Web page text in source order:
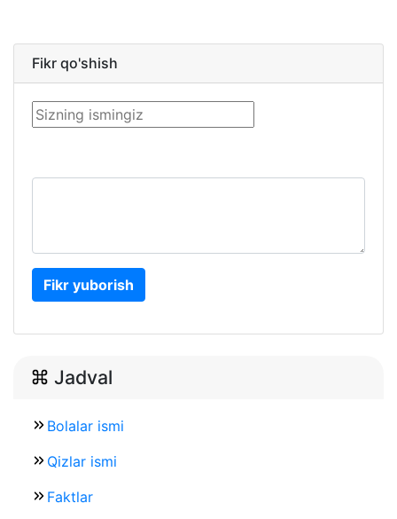
Fikr qo'shish
Fikr yuborish
Jadval
Bolalar ismi
Qizlar ismi
Faktlar